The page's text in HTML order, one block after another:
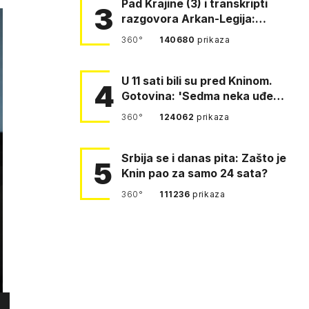
3
Pad Krajine (3) i transkripti
razgovora Arkan-Legija:
'Čujem, prelazite ustašam…
360° 140680prikaza
4 U 11 sati bili su pred Kninom.
Gotovina: 'Sedma neka uđe,
4. gardijska neka g…
360° 124062prikaza
5
Srbija se i danas pita: Zašto je
Knin pao za samo 24 sata?
360° 111236prikaza